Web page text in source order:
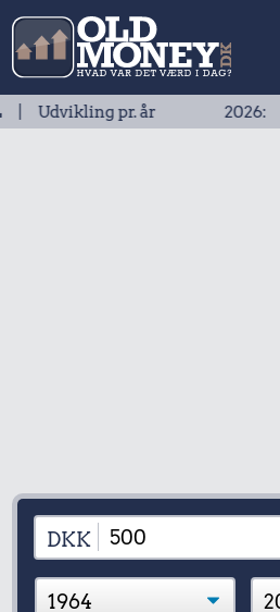
pr. år2026: 1,5 %
DKK